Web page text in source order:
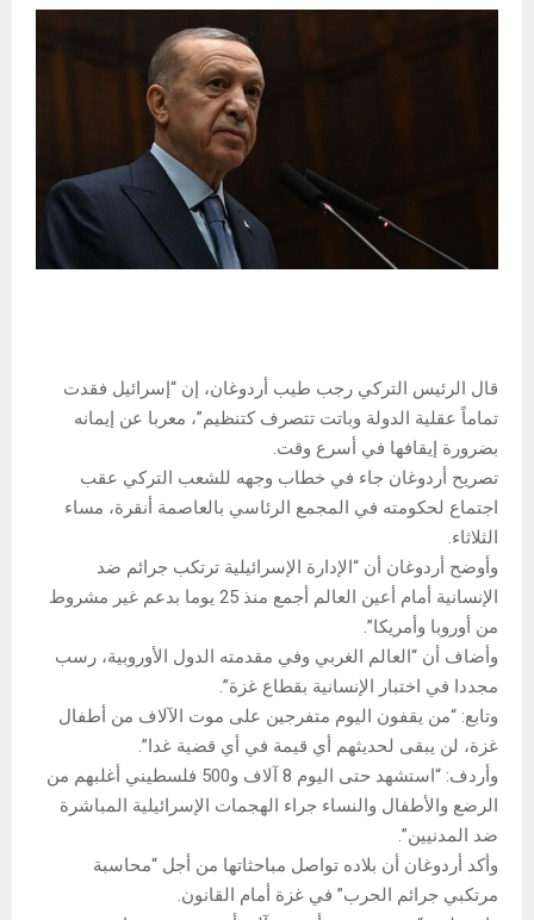
قال الرئيس التركي رجب طيب أردوغان، إن “إسرائيل فقدت
تماماً عقلية الدولة وباتت تتصرف كتنظيم”، معربا عن إيمانه
بضرورة إيقافها في أسرع وقت.
تصريح أردوغان جاء في خطاب وجهه للشعب التركي عقب
اجتماع لحكومته في المجمع الرئاسي بالعاصمة أنقرة، مساء
الثلاثاء.
وأوضح أردوغان أن “الإدارة الإسرائيلية ترتكب جرائم ضد
الإنسانية أمام أعين العالم أجمع منذ 25 يوما بدعم غير مشروط
من أوروبا وأمريكا”.
وأضاف أن “العالم الغربي وفي مقدمته الدول الأوروبية، رسب
مجددا في اختبار الإنسانية بقطاع غزة”.
وتابع: “من يقفون اليوم متفرجين على موت الآلاف من أطفال
غزة، لن يبقى لحديثهم أي قيمة في أي قضية غدا”.
وأردف: “استشهد حتى اليوم 8 آلاف و500 فلسطيني أغلبهم من
الرضع والأطفال والنساء جراء الهجمات الإسرائيلية المباشرة
ضد المدنيين”.
وأكد أردوغان أن بلاده تواصل مباحثاتها من أجل “محاسبة
مرتكبي جرائم الحرب” في غزة أمام القانون.